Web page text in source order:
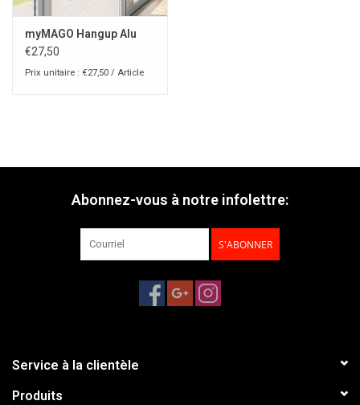
myMAGO Hangup Alu
€27,50
Prix unitaire : €27,50 / Article
Abonnez-vous à notre infolettre:
S'ABONNER
Service à la clientèle
Produits